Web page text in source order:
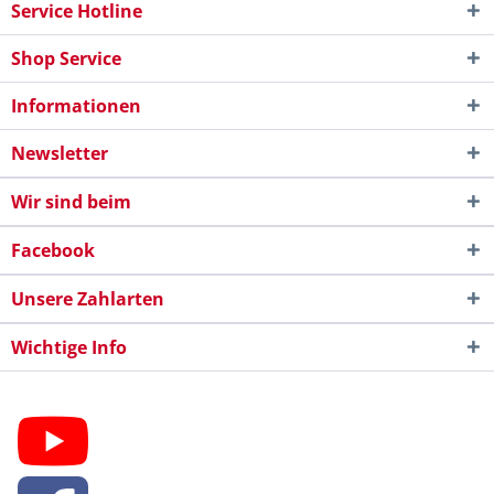
Service Hotline
Shop Service
Informationen
Newsletter
Wir sind beim
Facebook
Unsere Zahlarten
Wichtige Info